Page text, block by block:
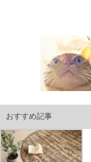
おすすめ記事